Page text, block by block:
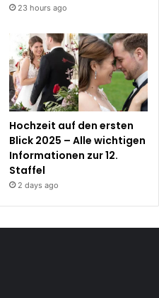
23 hours ago
Hochzeit auf den ersten
Blick 2025 – Alle wichtigen
Informationen zur 12.
Staffel
2 days ago